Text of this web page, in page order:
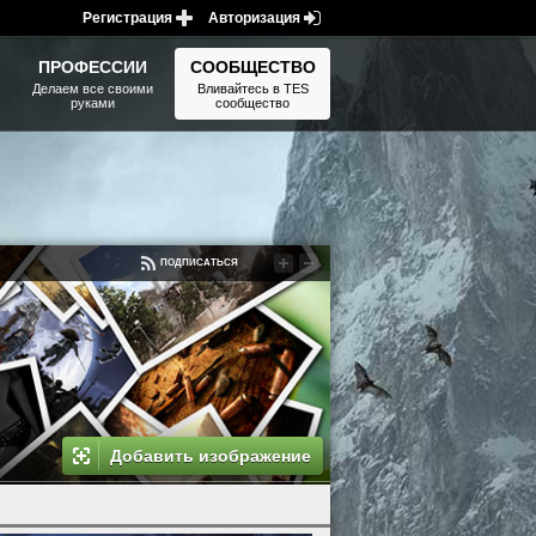
Добавить изображение
ПОДПИСАТЬСЯ
ПРОФЕССИИ
Делаем все своими
руками
СООБЩЕСТВО
Вливайтесь в TES
сообщество
Авторизация
Регистрация